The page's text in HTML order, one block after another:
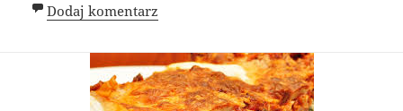
Dodaj komentarz